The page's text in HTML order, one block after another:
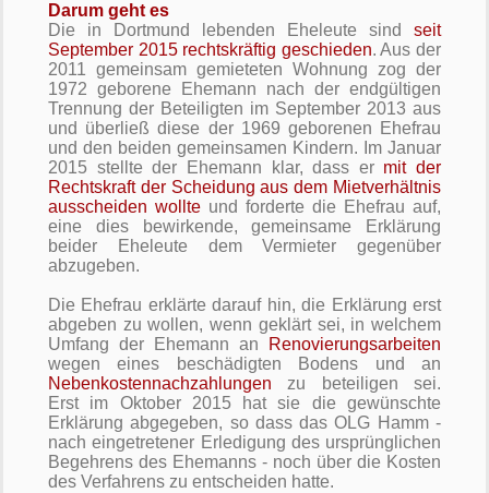
Darum geht es
Die in Dortmund lebenden Eheleute sind seit
September 2015 rechtskräftig geschieden. Aus der
2011 gemeinsam gemieteten Wohnung zog der
1972 geborene Ehemann nach der endgültigen
Trennung der Beteiligten im September 2013 aus
und überließ diese der 1969 geborenen Ehefrau
und den beiden gemeinsamen Kindern. Im Januar
2015 stellte der Ehemann klar, dass er mit der
Rechtskraft der Scheidung aus dem Mietverhältnis
ausscheiden wollte und forderte die Ehefrau auf,
eine dies bewirkende, gemeinsame Erklärung
beider Eheleute dem Vermieter gegenüber
abzugeben.
Die Ehefrau erklärte darauf hin, die Erklärung erst
abgeben zu wollen, wenn geklärt sei, in welchem
Umfang der Ehemann an
Renovierungsarbeiten
wegen eines beschädigten Bodens und an
Nebenkostennachzahlungen zu beteiligen sei.
Erst im Oktober 2015 hat sie die gewünschte
Erklärung abgegeben, so dass das OLG Hamm -
nach eingetretener Erledigung des ursprünglichen
Begehrens des Ehemanns - noch über die Kosten
des Verfahrens zu entscheiden hatte.